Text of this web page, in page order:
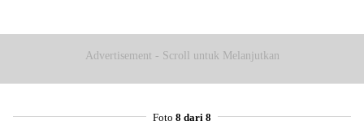
Advertisement - Scroll untuk Melanjutkan
Foto 8 dari 8